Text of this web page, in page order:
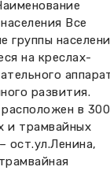
Все
группы
на креслах-
развития.
в 300
и трамвайных
ост.ул.Ленина,